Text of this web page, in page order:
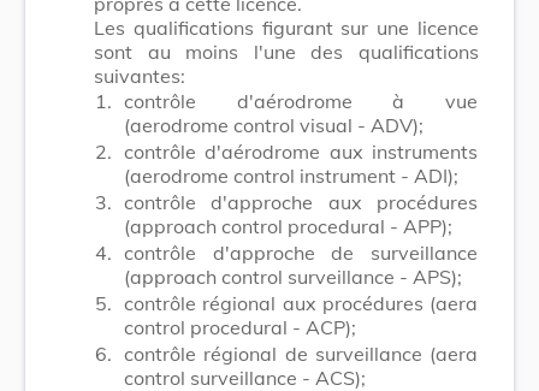
Les qualifications figurant sur une licence
sont au moins l'une des qualifications
suivantes:
1. contrôle d'aérodrome à vue
(aerodrome control visual - ADV);
2. contrôle d'aérodrome aux instruments
(aerodrome control instrument - ADI);
3. contrôle d'approche aux procédures
(approach control procedural - APP);
4. contrôle d'approche de surveillance
(approach control surveillance - APS);
5. contrôle régional aux procédures (aera
control procedural - ACP);
6. contrôle régional de surveillance (aera
control surveillance - ACS);